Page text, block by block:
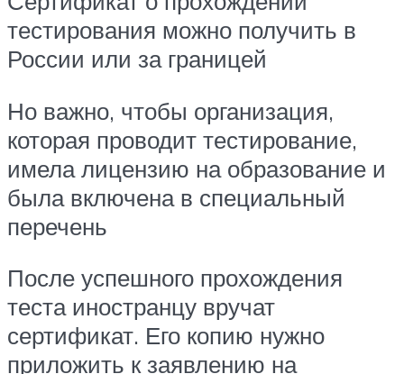
тестирования можно получить в
России или за границей
Но важно, чтобы организация,
которая проводит тестирование,
имела лицензию на образование и
была включена в специальный
перечень
После успешного прохождения
теста иностранцу вручат
сертификат. Его копию нужно
приложить к заявлению на